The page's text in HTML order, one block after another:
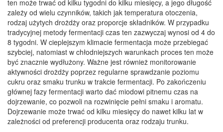
ten może trwać od kilku tygodni do kilku miesięcy, a jego długość
zależy od wielu czynników, takich jak temperatura otoczenia,
rodzaj użytych drożdży oraz proporcje składników. W przypadku
tradycyjnej metody fermentacji czas ten zazwyczaj wynosi od 4 do
8 tygodni. W cieplejszym klimacie fermentacja może przebiegać
szybciej, natomiast w chłodniejszych warunkach proces ten może
być znacznie wydłużony. Ważne jest również monitorowanie
aktywności drożdży poprzez regularne sprawdzanie poziomu
cukru oraz smaku trunku w trakcie fermentacji. Po zakończeniu
głównej fazy fermentacji warto dać miodowi pitnemu czas na
dojrzewanie, co pozwoli na rozwinięcie pełni smaku i aromatu.
Dojrzewanie może trwać od kilku miesięcy do nawet kilku lat w
zależności od preferencji producenta oraz rodzaju trunku.